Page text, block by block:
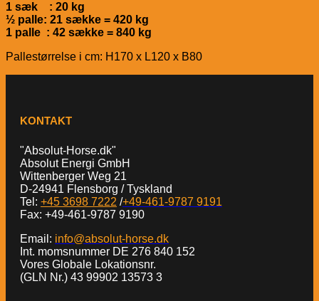
1 sæk : 20 kg
½ palle: 21 sække = 420 kg
1 palle : 42 sække = 840 kg
Pallestørrelse i cm: H170 x L120 x B80
KONTAKT
"Absolut-Horse.dk"
Absolut Energi GmbH
Wittenberger Weg 21
D-24941 Flensborg / Tyskland
Tel: +45 3698 7222 /+49-461-9787 9191
Fax: +49-461-9787 9190
Email: info@absolut-horse.dk
Int. momsnummer DE 276 840 152
Vores Globale Lokationsnr.
(GLN Nr.) 43 99902 13573 3